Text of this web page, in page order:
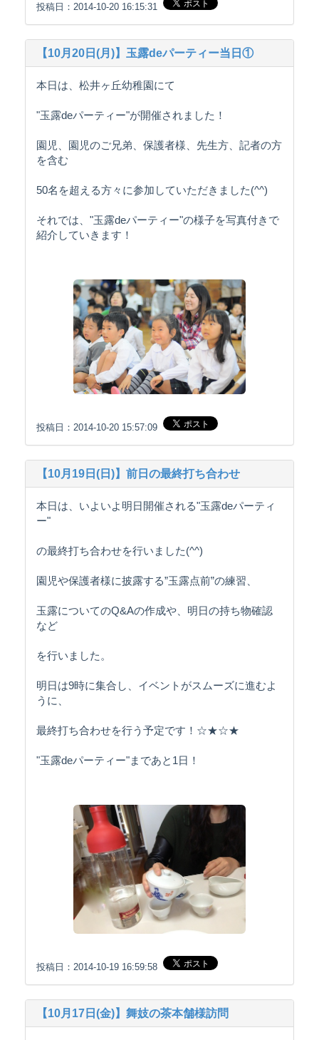
投稿日：2014-10-20 16:15:31
【10月20日(月)】玉露deパーティー当日①
本日は、松井ヶ丘幼稚園にて
"玉露deパーティー"が開催されました！
園児、園児のご兄弟、保護者様、先生方、記者の方
を含む
50名を超える方々に参加していただきました(^^)
それでは、"玉露deパーティー"の様子を写真付きで
紹介していきます！
投稿日：2014-10-20 15:57:09
【10月19日(日)】前日の最終打ち合わせ
本日は、いよいよ明日開催される"玉露deパーティ
ー"
の最終打ち合わせを行いました(^^)
園児や保護者様に披露する”玉露点前”の練習、
玉露についてのQ&Aの作成や、明日の持ち物確認
など
を行いました。
明日は9時に集合し、イベントがスムーズに進むよ
うに、
最終打ち合わせを行う予定です！☆★☆★
"玉露deパーティー"まであと1日！
投稿日：2014-10-19 16:59:58
【10月17日(金)】舞妓の茶本舗様訪問